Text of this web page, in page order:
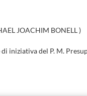
JOACHIM BONELL )
iniziativa del P. M.